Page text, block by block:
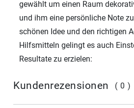
gewählt um einen Raum
und ihm eine persönliche Note
schönen Idee und den richtigen
Hilfsmitteln gelingt es auch
Resultate zu erzielen:
Kundenrezensionen (0)